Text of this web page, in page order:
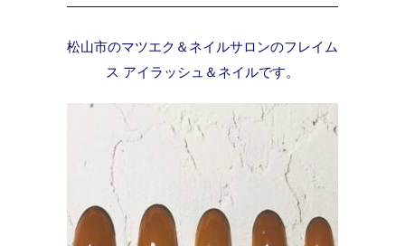
松山市のマツエク＆ネイルサロンのフレイム
ス アイラッシュ＆ネイルです。